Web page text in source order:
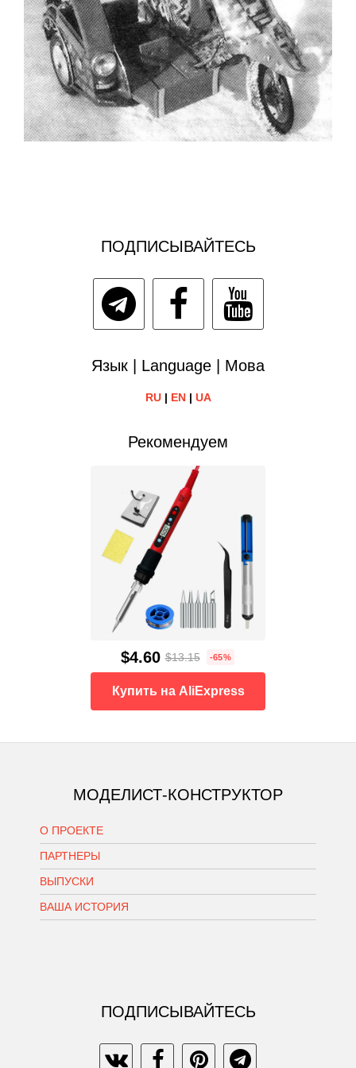
ПОДПИСЫВАЙТЕСЬ
Язык | Language | Мова
RU| EN| UA
Рекомендуем
$4.60 $13.15 -65%
Купить на AliExpress
МОДЕЛИСТ-КОНСТРУКТОР
О ПРОЕКТЕ
ПАРТНЕРЫ
ВЫПУСКИ
ВАША ИСТОРИЯ
ПОДПИСЫВАЙТЕСЬ